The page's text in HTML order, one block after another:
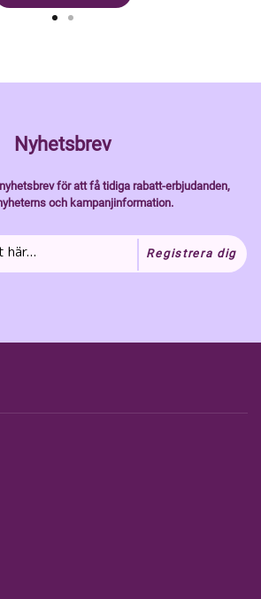
Nyhetsbrev
för att få tidiga rabatt-erbjudanden,
och kampanjinformation.
Registrera dig